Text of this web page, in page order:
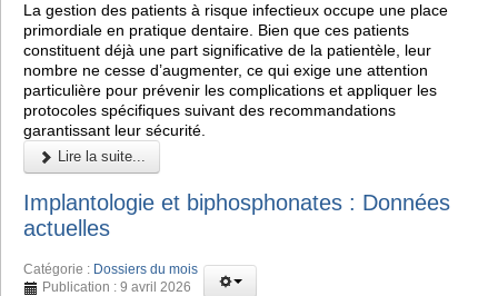
La gestion des patients à risque infectieux occupe une place
primordiale en pratique dentaire. Bien que ces patients
constituent déjà une part significative de la patientèle, leur
nombre ne cesse d’augmenter, ce qui exige une attention
particulière pour prévenir les complications et appliquer les
protocoles spécifiques suivant des recommandations
garantissant leur sécurité.
Lire la suite...
Implantologie et biphosphonates : Données
actuelles
Catégorie : Dossiers du mois
Publication : 9 avril 2026